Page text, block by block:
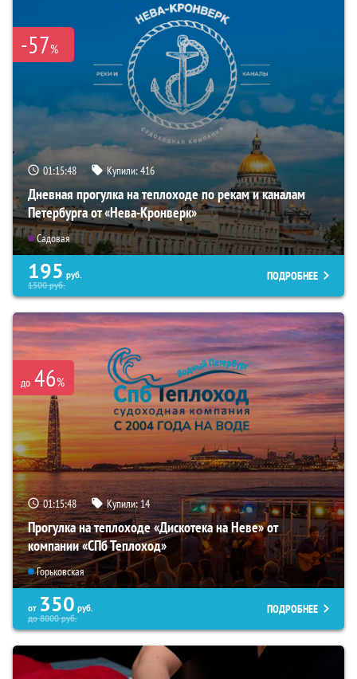
-57%
01:15:46 Купили:416
Дневная прогулка на теплоходе по рекам и каналам
Петербурга от «Нева-Кронверк»
Садовая
195 руб.
1500руб.
ПОДРОБНЕЕ
до 46%
01:15:46 Купили:14
Прогулка на теплоходе «Дискотека на Неве» от
компании «СПб Теплоход»
Горьковская
от 350 руб.
до8000руб.
ПОДРОБНЕЕ